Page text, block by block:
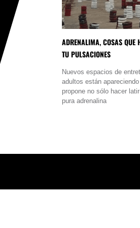
ADRENALIMA, COSAS QUE
TU PULSACIONES
Nuevos espacios de
adultos están
propone no sólo hacer
pura adrenalina